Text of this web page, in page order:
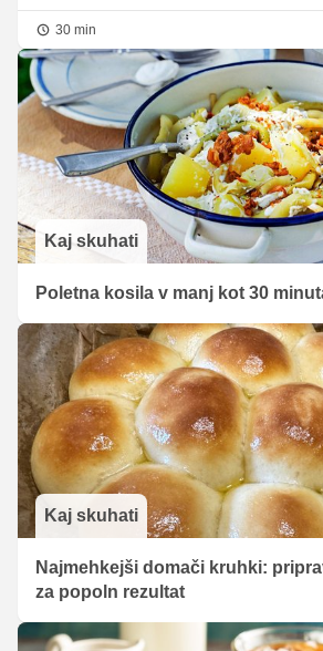
30 min
Kaj skuhati
Poletna kosila v manj kot 30
Kaj skuhati
Najmehkejši domači kruhki:
za popoln rezultat